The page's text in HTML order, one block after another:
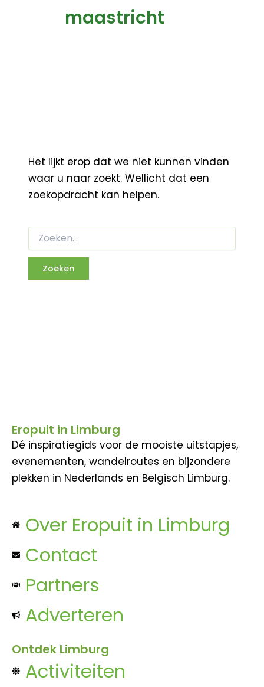
maastricht
Het lijkt erop dat we niet kunnen vinden
waar u naar zoekt. Wellicht dat een
zoekopdracht kan helpen.
Eropuit in Limburg
Dé inspiratiegids voor de mooiste uitstapjes,
evenementen, wandelroutes en bijzondere
plekken in Nederlands en Belgisch Limburg.
Over Eropuit in Limburg
Contact
Partners
Adverteren
Ontdek Limburg
Activiteiten